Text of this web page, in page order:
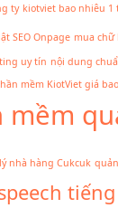
ty kiotviet bao nhiêu 1
SEO Onpage mua chữ
uy tín nội dung
mềm KiotViet giá
mềm
nhà hàng Cukcuk